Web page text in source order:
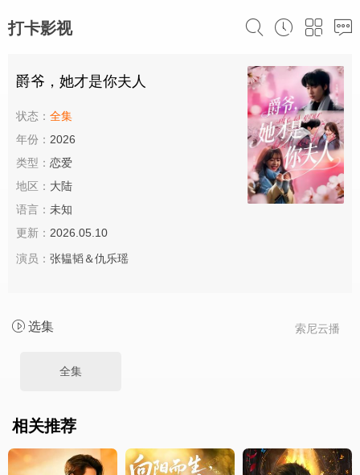
打卡影视
爵爷，她才是你夫人
状态： 全集
年份： 2026
类型： 恋爱
地区： 大陆
语言： 未知
更新： 2026.05.10
演员： 张韫韬＆仇乐瑶
索尼云播
选集
全集
相关推荐